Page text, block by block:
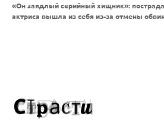
«Он заядлый серийный хищник»:
актриса вышла из себя из-за отмены